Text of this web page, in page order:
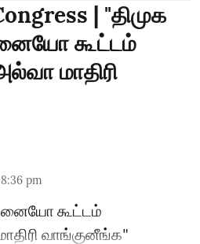
| "திமுக
கூட்டம்
மாதிரி
pm
கூட்டம்
வாங்குனீங்க"